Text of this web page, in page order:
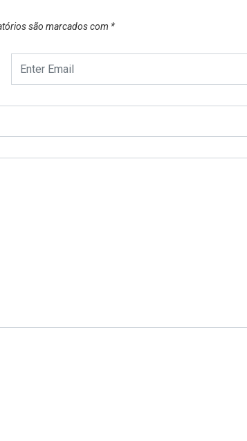
são marcados com *